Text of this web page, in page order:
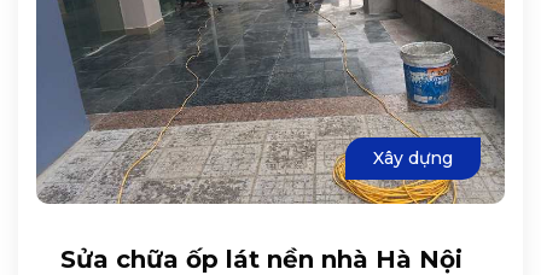
Xây dựng
Sửa chữa ốp lát nền nhà Hà Nội